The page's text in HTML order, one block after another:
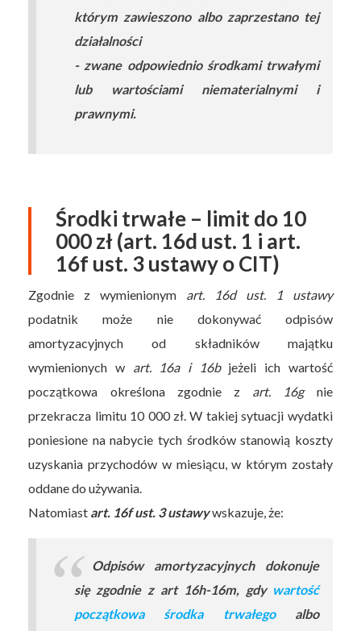
którym zawieszono albo zaprzestano tej
działalności
- zwane odpowiednio środkami trwałymi
lub wartościami niematerialnymi i
prawnymi.
Środki trwałe – limit do 10
000 zł (art. 16d ust. 1 i art.
16f ust. 3 ustawy o CIT)
Zgodnie z wymienionym art. 16d ust. 1 ustawy
podatnik może nie dokonywać odpisów
amortyzacyjnych od składników majątku
wymienionych w art. 16a i 16bjeżeli ich wartość
początkowa określona zgodnie z art. 16gnie
przekracza limitu 10 000 zł. W takiej sytuacji wydatki
poniesione na nabycie tych środków stanowią koszty
uzyskania przychodów w miesiącu, w którym zostały
oddane do używania.
Natomiast art. 16f ust. 3 ustawywskazuje, że:
Odpisów amortyzacyjnych dokonuje
się zgodnie z art 16h-16m, gdy wartość
początkowa środka trwałegoalbo